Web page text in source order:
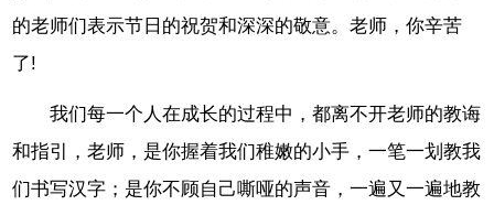
的老师们表示节日的祝贺和深深的敬意。老师，你辛苦
了!
我们每一个人在成长的过程中，都离不开老师的教诲
和指引，老师，是你握着我们稚嫩的小手，一笔一划教我
们书写汉字；是你不顾自己嘶哑的声音，一遍又一遍地教